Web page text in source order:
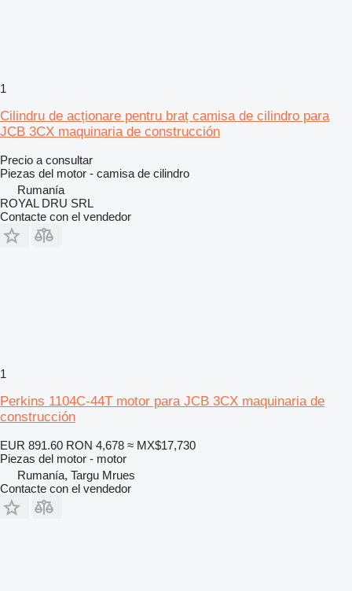
1
Cilindru de acționare pentru braț camisa de cilindro para
JCB 3CX maquinaria de construcción
Precio a consultar
Piezas del motor - camisa de cilindro
Rumanía
ROYAL DRU SRL
Contacte con el vendedor
1
Perkins 1104C-44T motor para JCB 3CX maquinaria de
construcción
EUR 891.60 RON 4,678 ≈ MX$17,730
Piezas del motor - motor
Rumanía, Targu Mrues
Contacte con el vendedor